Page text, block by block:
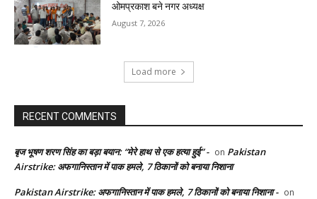
ओमप्रकाश बने नगर अध्यक्ष
August 7, 2026
Load more
RECENT COMMENTS
बृज भूषण शरण सिंह का बड़ा बयान: “मेरे हाथ से एक हत्या हुई” - on Pakistan
Airstrike: अफगानिस्तान में पाक हमले, 7 ठिकानों को बनाया निशाना
Pakistan Airstrike: अफगानिस्तान में पाक हमले, 7 ठिकानों को बनाया निशाना - on